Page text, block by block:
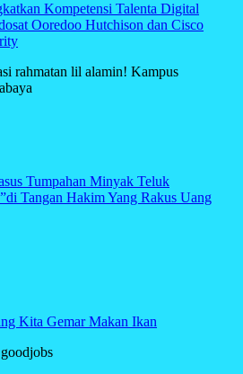
Kompetensi Talenta Digital
Ooredoo Hutchison dan Cisco
rahmatan lil alamin! Kampus
Tumpahan Minyak Teluk
Tangan Hakim Yang Rakus Uang
Kita Gemar Makan Ikan